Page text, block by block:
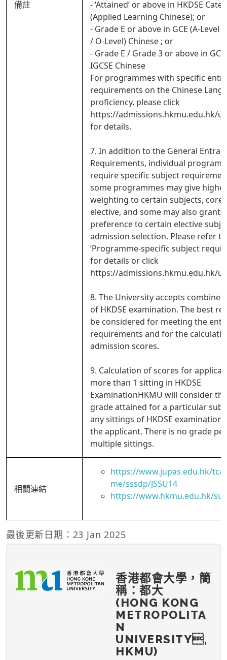
備註
- ‘Attained’ or above in HKDSE
(Applied Learning Chinese); or
- Grade E or above in GCE (A-Level /
/ O-Level) Chinese ; or
- Grade E / Grade 3 or above in
IGCSE Chinese
For programmes with specific
requirements on the Chinese
proficiency, please click
https://admissions.hkmu.edu.hk/
for details.
7. In addition to the General
Requirements, individual
require specific subject
some programmes may give higher
weighting to certain subjects, core
elective, and some may also grant
preference to certain elective
admission selection. Please refer
‘Programme-specific subject
for details or click
https://admissions.hkmu.edu.hk/
8. The University accepts
of HKDSE examination. The best
be considered for meeting the
requirements and for the
admission scores.
9. Calculation of scores for
more than 1 sitting in HKDSE
ExaminationHKMU will consider
grade attained for a particular
any sittings of HKDSE examination
the applicant. There is no grade
multiple sittings.
相關連結
https://www.jupas.edu.hk/tc/
me/sssdp/JSSU14
https://www.hkmu.edu.hk/
最後更新日期：23 Jan 2025
香港都會大學，簡
稱：都大
(HONG KONG
METROPOLITA
N
UNIVERSITY,
HKMU)